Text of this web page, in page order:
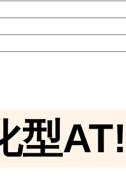
型AT!